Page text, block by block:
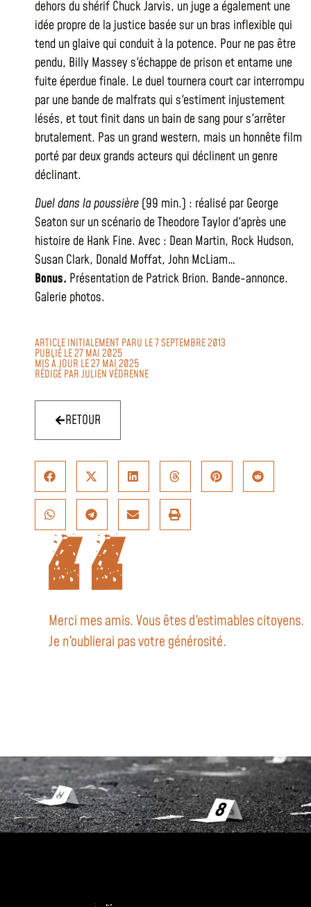
dehors du shérif Chuck Jarvis, un juge a également une
idée propre de la justice basée sur un bras inflexible qui
tend un glaive qui conduit à la potence. Pour ne pas être
pendu, Billy Massey s'échappe de prison et entame une
fuite éperdue finale. Le duel tournera court car interrompu
par une bande de malfrats qui s'estiment injustement
lésés, et tout finit dans un bain de sang pour s'arrêter
brutalement. Pas un grand western, mais un honnête film
porté par deux grands acteurs qui déclinent un genre
déclinant.
Duel dans la poussière (99 min.) : réalisé par George
Seaton sur un scénario de Theodore Taylor d'après une
histoire de Hank Fine. Avec : Dean Martin, Rock Hudson,
Susan Clark, Donald Moffat, John McLiam…
Bonus. Présentation de Patrick Brion. Bande-annonce.
Galerie photos.
ARTICLE INITIALEMENT PARU LE 7 SEPTEMBRE 2013
PUBLIÉ LE 27 MAI 2025
MIS À JOUR LE 27 MAI 2025
RÉDIGÉ PARJULIEN VÉDRENNE
RETOUR
Merci mes amis. Vous êtes d'estimables citoyens.
Je n'oublierai pas votre générosité.